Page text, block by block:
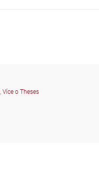
, Více o Theses